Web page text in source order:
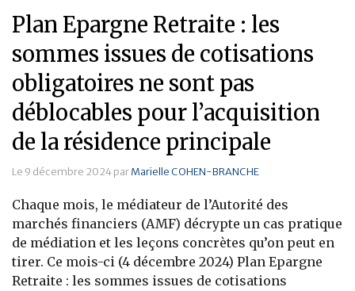
Plan Epargne Retraite : les
sommes issues de cotisations
obligatoires ne sont pas
déblocables pour l’acquisition
de la résidence principale
Le 9 décembre 2024 parMarielle COHEN-BRANCHE
Chaque mois, le médiateur de l’Autorité des
marchés financiers (AMF) décrypte un cas pratique
de médiation et les leçons concrètes qu’on peut en
tirer. Ce mois-ci (4 décembre 2024) Plan Epargne
Retraite : les sommes issues de cotisations